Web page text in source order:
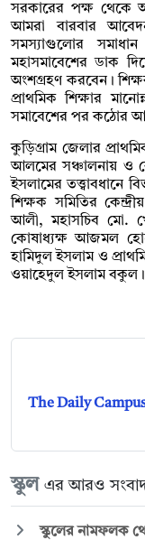
সরকারের পক্ষ থেকে
আমরা বারবার
সমস্যাগুলোর
মহাসমাবেশের ডাক
অংশগ্রহণ করবেন।
প্রাথমিক শিক্ষার
সমাবেশের পর কঠোর
কুড়িগ্রাম জেলার
আলমের সঞ্চালনায় ও
ইসলামের তত্ত্বাবধানে
শিক্ষক সমিতির
আলী, মহাসচিব মো.
কোষাধ্যক্ষ আজমল
হামিদুল ইসলাম ও
ওয়াহেদুল ইসলাম বকুল।
The Daily
স্কুল এর আরও
স্কুলের নামফলক